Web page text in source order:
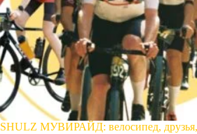
SHULZ МУВИРАЙД: велосипед,